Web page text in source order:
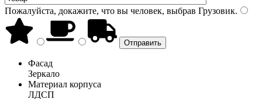
Пожалуйста, докажите, что вы человек, выбрав Грузовик.
Фасад
Зеркало
Материал корпуса
ЛДСП